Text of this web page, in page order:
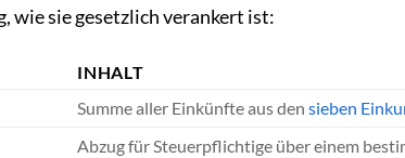
wie sie gesetzlich verankert ist:
INHALT
Summe aller Einkünfte aus den sieben
Abzug für Steuerpflichtige über einem